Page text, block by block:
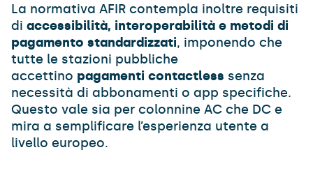
La normativa AFIR contempla inoltre requisiti
di accessibilità, interoperabilità e metodi di
pagamento standardizzati, imponendo che
tutte le stazioni pubbliche
accettino pagamenti contactless senza
necessità di abbonamenti o app specifiche.
Questo vale sia per colonnine AC che DC e
mira a semplificare l’esperienza utente a
livello europeo.